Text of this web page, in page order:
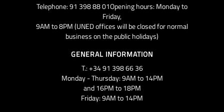
Telephone: 91 398 88 01Opening hours: Monday to
Friday,
9AM to 8PM (UNED offices will be closed for normal
business on the public holidays)
GENERAL INFORMATION
T.: +34 91 398 66 36
Monday - Thursday: 9AM to 14PM
and 16PM to 18PM
Friday: 9AM to 14PM